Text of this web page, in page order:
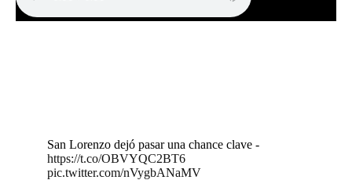
San Lorenzo dejó pasar una chance clave -
https://t.co/OBVYQC2BT6
pic.twitter.com/nVygbANaMV